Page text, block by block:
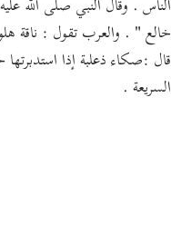
الناس . وقال النبي صلى الله
خالع " . والعرب تقول : ناقة
قال :صكاء ذعلبة إذا استدبرتها
السريعة .